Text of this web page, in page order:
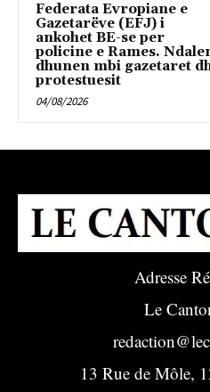
Federata Evropiane e
Gazetarëve (EFJ) i
ankohet BE-se per
policine e Rames.
dhunen mbi gazetaret
protestuesit
04/08/2026
Adresse
Le
13 Rue de Môle,